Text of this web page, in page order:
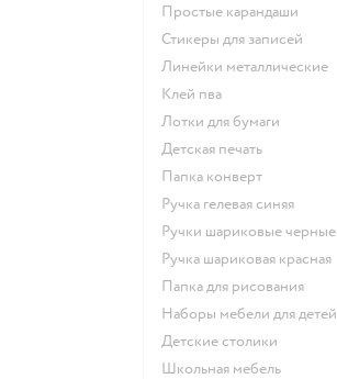
Простые карандаши
Стикеры для записей
Линейки металлические
Клей пва
Лотки для бумаги
Детская печать
Папка конверт
Ручка гелевая синяя
Ручки шариковые черные
Ручка шариковая красная
Папка для рисования
Наборы мебели для детей
Детские столики
Школьная мебель